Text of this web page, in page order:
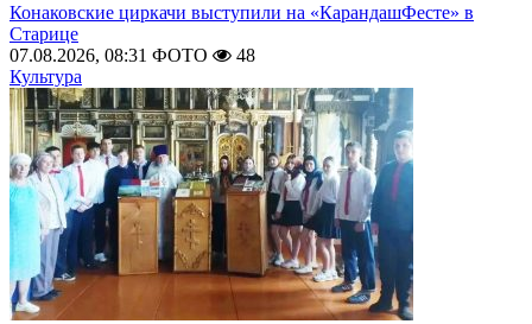
Конаковские циркачи выступили на «КарандашФесте» в
Старице
07.08.2026, 08:31 ФОТО
48
Культура